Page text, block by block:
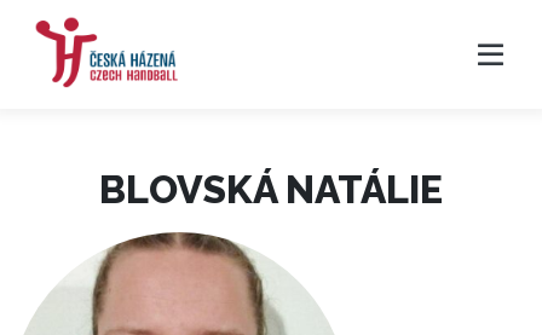
BLOVSKÁ NATÁLIE